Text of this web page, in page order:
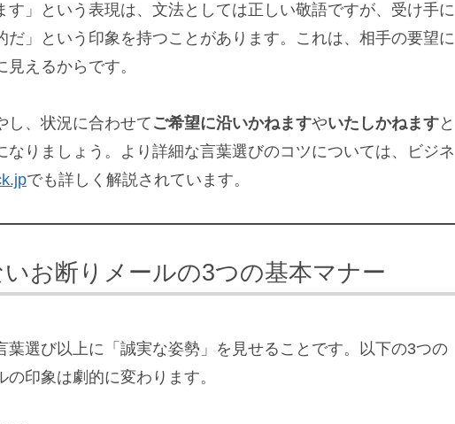
す」という表現は、文法としては正しい敬語ですが、受け手に
だ」という印象を持つことがあります。これは、相手の要望に
えるからです。
し、状況に合わせて ご希望に沿いかねますやいたしかねますと
りましょう。より詳細な言葉選びのコツについては、ビジネ
でも詳しく解説されています。
お断りメールの3つの基本マナー
葉選び以上に「誠実な姿勢」を見せることです。以下の3つの
印象は劇的に変わります。